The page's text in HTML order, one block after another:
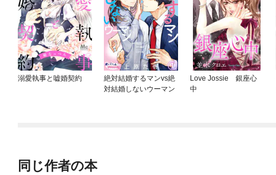
溺愛執事と嘘婚契約
絶対結婚するマンvs絶
対結婚しないウーマン
Love Jossie 銀座心
中
同じ作者の本